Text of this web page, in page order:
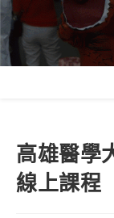
高雄醫學
線上課程